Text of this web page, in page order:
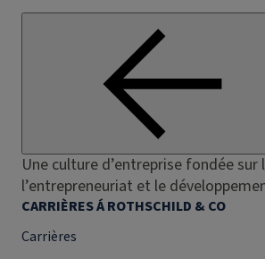
Une culture d’entreprise fondée
l’entrepreneuriat et le
CARRIÈRES Á ROTHSCHILD & CO
Carrières